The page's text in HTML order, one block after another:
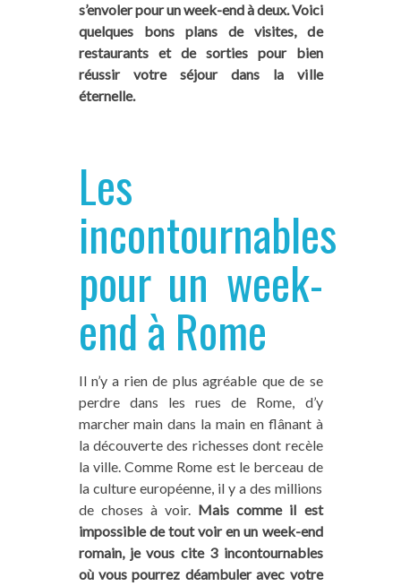
s’envoler pour un week-end à deux. Voici
quelques bons plans de visites, de
restaurants et de sorties pour bien
réussir votre séjour dans la ville
éternelle.
Les
incontournables
pour un week-
end à Rome
Il n’y a rien de plus agréable que de se
perdre dans les rues de Rome, d’y
marcher main dans la main en flânant à
la découverte des richesses dont recèle
la ville. Comme Rome est le berceau de
la culture européenne, il y a des millions
de choses à voir. Mais comme il est
impossible de tout voir en un week-end
romain, je vous cite 3 incontournables
où vous pourrez déambuler avec votre